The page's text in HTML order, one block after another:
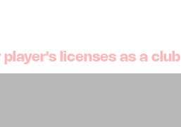
player's licenses as a club